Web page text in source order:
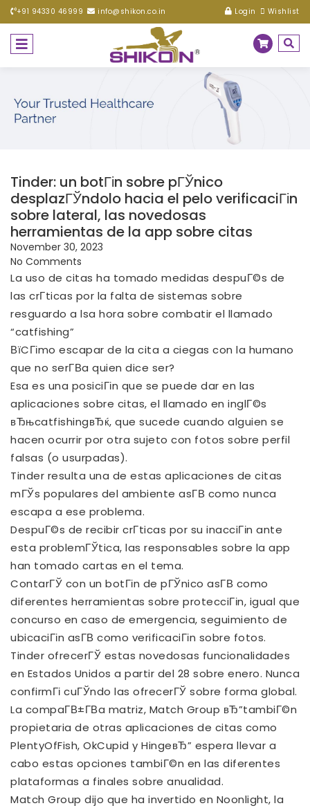
+91 94330 46999 info@shikon.co.in Login Wishlist
Tinder: un botГіn sobre pГЎnico
desplazГЎndolo hacia el pelo verificaciГіn
sobre lateral, las novedosas
herramientas de la app sobre citas
November 30, 2023
No Comments
La uso de citas ha tomado medidas despuГ©s de
las crГ­ticas por la falta de sistemas sobre
resguardo a lsa hora sobre combatir el llamado
“catfishing”
ВїCГіmo escapar de la cita a ciegas con la humano
que no serГ­В­a quien dice ser?
Esa es una posiciГіn que se puede dar en las
aplicaciones sobre citas, el llamado en inglГ©s
вЂњcatfishingвЂќ, que sucede cuando alguien se
hacen ocurrir por otra sujeto con fotos sobre perfil
falsas (o usurpadas).
Tinder resulta una de estas aplicaciones de citas
mГЎs populares del ambiente asГ­В­ como nunca
escapa a ese problema.
DespuГ©s de recibir crГ­ticas por su inacciГіn ante
esta problemГЎtica, las responsables sobre la app
han tomado cartas en el tema.
ContarГЎ con un botГіn de pГЎnico asГ­В­ como
diferentes herramientas sobre protecciГіn, igual que
concurso en caso de emergencia, seguimiento de
ubicaciГіn asГ­В­ como verificaciГіn sobre fotos.
Tinder ofrecerГЎ estas novedosas funcionalidades
en Estados Unidos a partir del 28 sobre enero. Nunca
confirmГі cuГЎndo las ofrecerГЎ sobre forma global.
La compaГ­В±Г­В­a matriz, Match Group вЂ”tambiГ©n
propietaria de otras aplicaciones de citas como
PlentyOfFish, OkCupid y HingeвЂ” espera llevar a
cabo estas opciones tambiГ©n en las diferentes
plataformas a finales sobre anualidad.
Match Group dijo que ha invertido en Noonlight, la